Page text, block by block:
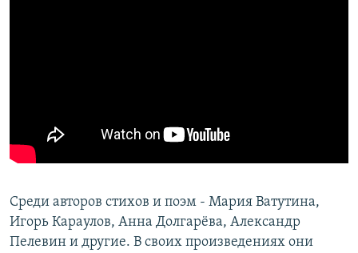
Среди авторов стихов и поэм - Мария Ватутина,
Игорь Караулов, Анна Долгарёва, Александр
Пелевин и другие. В своих произведениях они